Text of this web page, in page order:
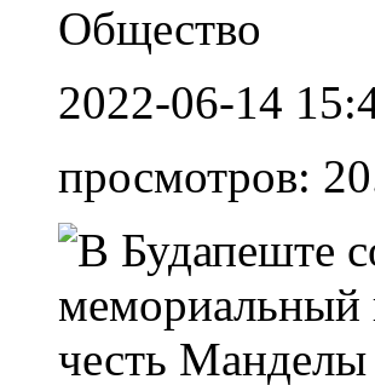
Общество
2022-06-14
просмотров: